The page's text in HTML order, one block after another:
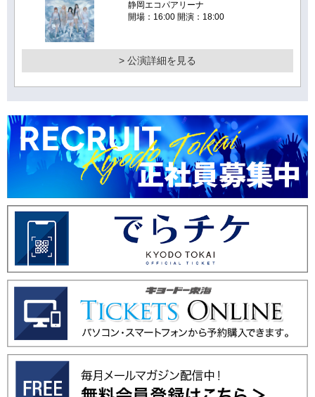
静岡エコパアリーナ
開場：16:00 開演：18:00
> 公演詳細を見る